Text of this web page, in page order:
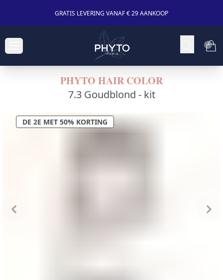
GRATIS LEVERING VANAF € 29 AANKOOP
PHYTO HAIR COLOR
7.3 Goudblond - kit
DE 2E MET 50% KORTING